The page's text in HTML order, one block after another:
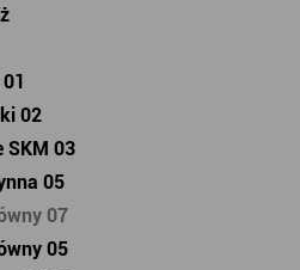
02
SKM 03
05
07
05